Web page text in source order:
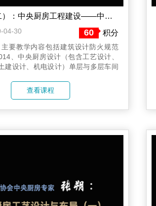
孔凡春（二）：中央厨房工程建设——中央厨房设计关注点
04-30 60 积分
要教学内容包括建筑设计防火规范
、中央厨房设计（包含工艺设计、
建设计、机电设计）单层与多层车间
汽的处理、空间的排水、卫生死角的
凝水的处理、温度区域的设置、人员
查看课程